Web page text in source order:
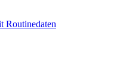
Routinedaten